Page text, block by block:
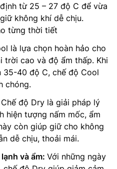
từ 25 – 27 độ C để vừa
không khí dễ chịu.
từng thời tiết
là lựa chọn hoàn hảo cho
trời cao và độ ẩm thấp. Khi
35-40 độ C, chế độ Cool
chóng.
Chế độ Dry là giải pháp lý
hiện tượng nấm mốc, ẩm
còn giúp giữ cho không
dễ chịu, thoải mái.
và ẩm: Với những ngày